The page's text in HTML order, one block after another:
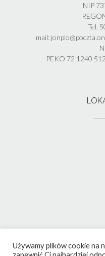
NIP
Tel.
mail:
PEKO 72 1240
Używamy plików cookie na